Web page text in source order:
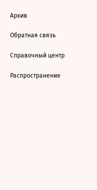
Архив
Обратная связь
Справочный центр
Распространение